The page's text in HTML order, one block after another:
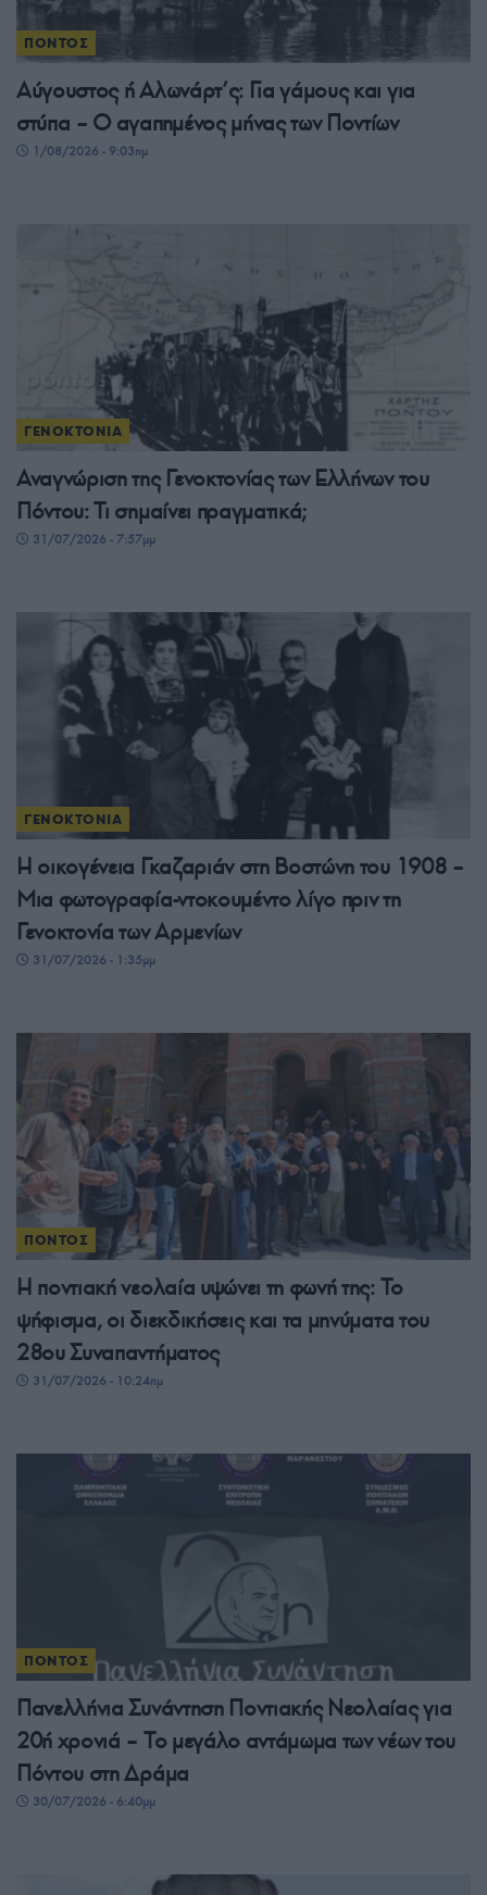
ΠΟΝΤΟΣ
Αύγουστος ή Αλωνάρτ’ς: Για γάμους και για
στύπα – Ο αγαπημένος μήνας των Ποντίων
1/08/2026 - 9:03πμ
ΓΕΝΟΚΤΟΝΙΑ
Αναγνώριση της Γενοκτονίας των Ελλήνων του
Πόντου: Τι σημαίνει πραγματικά;
31/07/2026 - 7:57μμ
ΓΕΝΟΚΤΟΝΙΑ
Η οικογένεια Γκαζαριάν στη Βοστώνη του 1908 –
Μια φωτογραφία-ντοκουμέντο λίγο πριν τη
Γενοκτονία των Αρμενίων
31/07/2026 - 1:35μμ
ΠΟΝΤΟΣ
Η ποντιακή νεολαία υψώνει τη φωνή της: Το
ψήφισμα, οι διεκδικήσεις και τα μηνύματα του
28ου Συναπαντήματος
31/07/2026 - 10:24πμ
ΠΟΝΤΟΣ
Πανελλήνια Συνάντηση Ποντιακής Νεολαίας για
20ή χρονιά – Το μεγάλο αντάμωμα των νέων του
Πόντου στη Δράμα
30/07/2026 - 6:40μμ